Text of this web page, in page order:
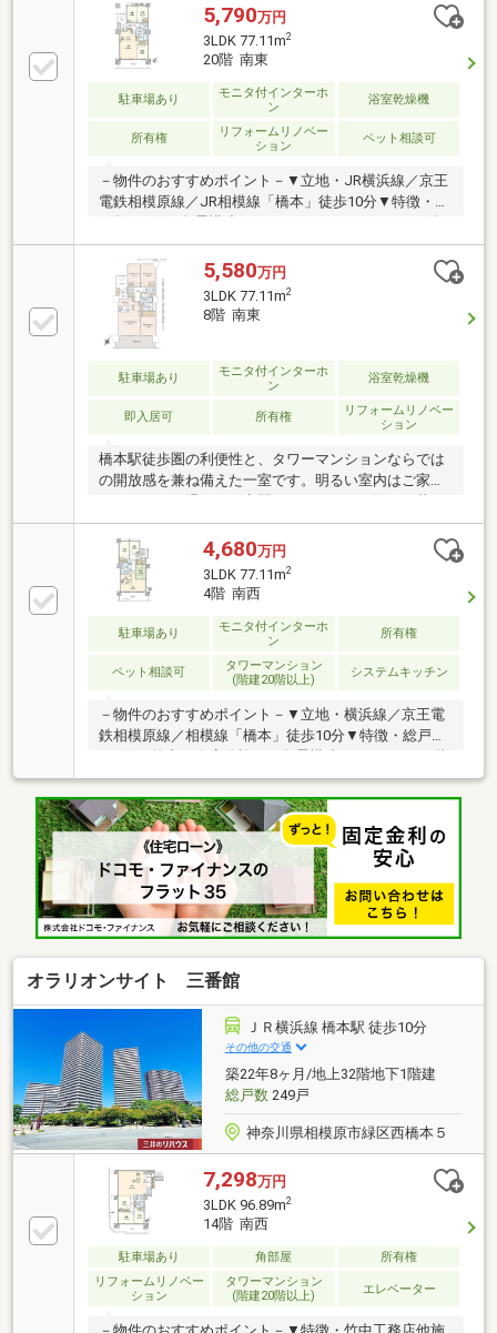
5,790万円
3LDK 77.11m2
20階 南東
駐車場あり
モニタ付インターホ
ン
浴室乾燥機
所有権
リフォームリノベー
ション
ペット相談可
－物件のおすすめポイント－▼立地・JR横浜線／京王
電鉄相模原線／JR相模線「橋本」徒歩10分▼特徴・総
玄関ポーチ有・ゲストルームなどの共用施設有・24時
間有人管理(夜間警備員)▼2026年9月室内リフォーム内
容【交換】キッチン、ユニットバス、洗面化粧台、ト
イレ 等【張替】クッションフロア(トイレ・洗面室)、
フローリング 等【その他】ハウスクリーニング▼周辺
環境・オーケー橋本店 徒歩5分(約370m)■ ご希望の住
まい探しをお手伝いします ━━━━━・・・物件の詳
細・ご相談はお気軽にお問い合わせください。
5,580万円
3LDK 77.11m2
8階 南東
駐車場あり
モニタ付インターホ
ン
浴室乾燥機
即入居可 所有権
リフォームリノベー
ション
橋本駅徒歩圏の利便性と、タワーマンションならでは
の開放感を兼ね備えた一室です。明るい室内はご家族
しを快適にサポートします。周辺環境も充実している
ため、生活のしやすさを重視される方にもおすすめ。
写真だけでは伝わらない魅力を、ぜひ現地でご確認く
ださい。
4,680万円
3LDK 77.11m2
4階 南西
駐車場あり
モニタ付インターホ
ン
所有権
ペット相談可
タワーマンション
(階建20階以上)
システムキッチン
－物件のおすすめポイント－▼立地・横浜線／京王電
鉄相模原線／相模線「橋本」徒歩10分▼特徴・総戸数
部分・南西向き住戸・トランクルーム付玄関ポーチ
有・ペット2匹飼育可(細則有)・24時間ごみ出し可・ゲ
ストルームなどの共用施設有・24時間有人管理(夜間警
備員)▼周辺環境・橋本公園 徒歩1分(約80m)・オーケ
ー橋本店 徒歩5分(約370m)※玄関ポーチ面積3.31平米／
トランクルーム面積0.58平米■ ご希望の住まい探しを
お手伝いします ━━━━━・・・物件の詳細・ご相談
はお気軽にお問い合わせください。
オラリオンサイト 三番館
ＪＲ横浜線 橋本駅 徒歩10分
その他の交通
築22年8ヶ月/地上32階地下1階建
総戸数249戸
神奈川県相模原市緑区西橋本５
7,298万円
3LDK 96.89m2
14階 南西
駐車場あり 角部屋
所有権
リフォームリノベー
ション
タワーマンション
(階建20階以上)
エレベーター